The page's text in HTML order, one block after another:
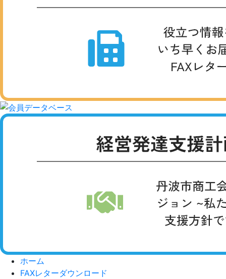
ホーム
FAXレターダウンロード